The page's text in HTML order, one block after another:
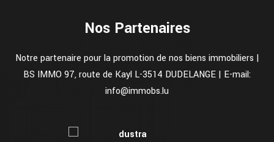
Nos Partenaires
Notre partenaire pour la promotion de nos biens immobiliers |
BS IMMO 97, route de Kayl L-3514 DUDELANGE | E-mail:
info@immobs.lu